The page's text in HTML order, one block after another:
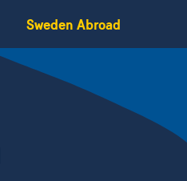
Sweden Abroad